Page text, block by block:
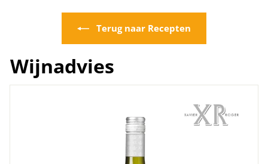
Terug naar Recepten
Wijnadvies